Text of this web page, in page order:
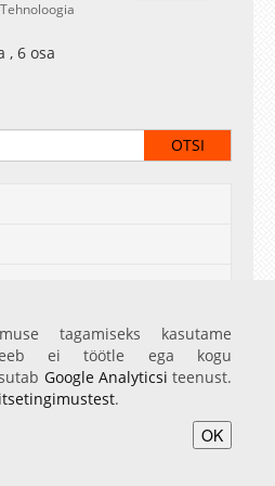
Tehnoloogia
, 6 osa
tagamiseks kasutame
ei töötle ega kogu
Google Analyticsi teenust.
.
OK